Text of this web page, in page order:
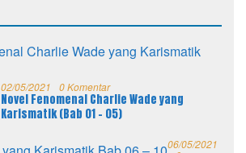
02/05/2021 0 Komentar
Novel Fenomenal Charlie Wade yang
Karismatik (Bab 01 – 05)
06/05/2021